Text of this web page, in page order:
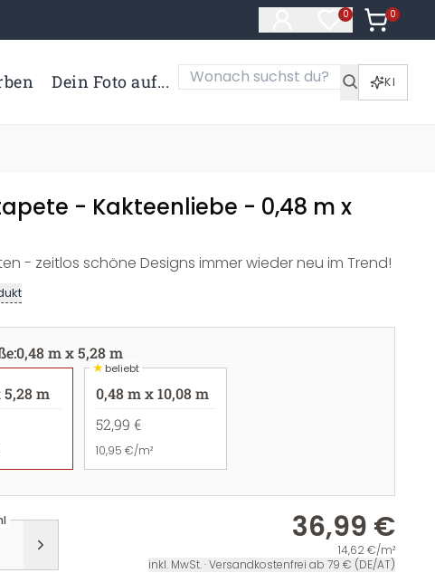
0
Artikel im
0
Artikel
Dein Foto auf... KI
- Kakteenliebe - 0,48 m x
- zeitlos schöne Designs immer wieder neu im Trend!
:0,48 m x 5,28 m
5,28 m
★beliebt
0,48 m x 10,08 m
52,99 €
10,95 €/m²
36,99 €
14,62 €/m²
inkl. MwSt. · Versandkostenfrei ab 79 € (DE/AT)